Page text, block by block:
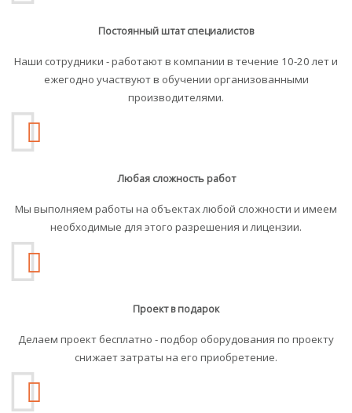
Постоянный штат специалистов
Наши сотрудники - работают в компании в течение 10-20 лет и
ежегодно участвуют в обучении организованными
производителями.
Любая сложность работ
Мы выполняем работы на объектах любой сложности и имеем
необходимые для этого разрешения и лицензии.
Проект в подарок
Делаем проект бесплатно - подбор оборудования по проекту
снижает затраты на его приобретение.